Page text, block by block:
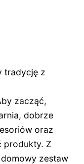
tradycję z
zacząć,
dobrze
oraz
produkty. Z
zestaw